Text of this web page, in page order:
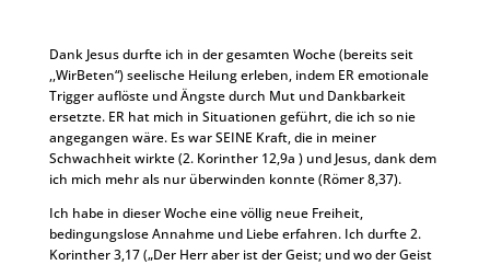
Dank Jesus durfte ich in der gesamten Woche (bereits seit
,,WirBeten“) seelische Heilung erleben, indem ER emotionale
Trigger auflöste und Ängste durch Mut und Dankbarkeit
ersetzte. ER hat mich in Situationen geführt, die ich so nie
angegangen wäre. Es war SEINE Kraft, die in meiner
Schwachheit wirkte (2. Korinther 12,9a ) und Jesus, dank dem
ich mich mehr als nur überwinden konnte (Römer 8,37).
Ich habe in dieser Woche eine völlig neue Freiheit,
bedingungslose Annahme und Liebe erfahren. Ich durfte 2.
Korinther 3,17 („Der Herr aber ist der Geist; und wo der Geist